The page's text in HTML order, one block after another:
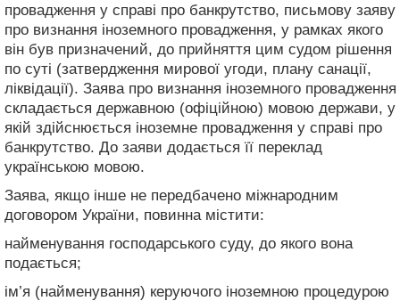
провадження у справі про банкрутство, письмову заяву
про визнання іноземного провадження, у рамках якого
він був призначений, до прийняття цим судом рішення
по суті (затвердження мирової угоди, плану санації,
ліквідації). Заява про визнання іноземного провадження
складається державною (офіційною) мовою держави, у
якій здійснюється іноземне провадження у справі про
банкрутство. До заяви додається її переклад
українською мовою.
Заява, якщо інше не передбачено міжнародним
договором України, повинна містити:
найменування господарського суду, до якого вона
подається;
ім’я (найменування) керуючого іноземною процедурою